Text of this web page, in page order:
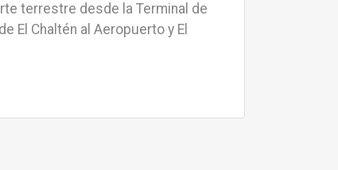
terrestre desde la Terminal de
El Chaltén al Aeropuerto y El